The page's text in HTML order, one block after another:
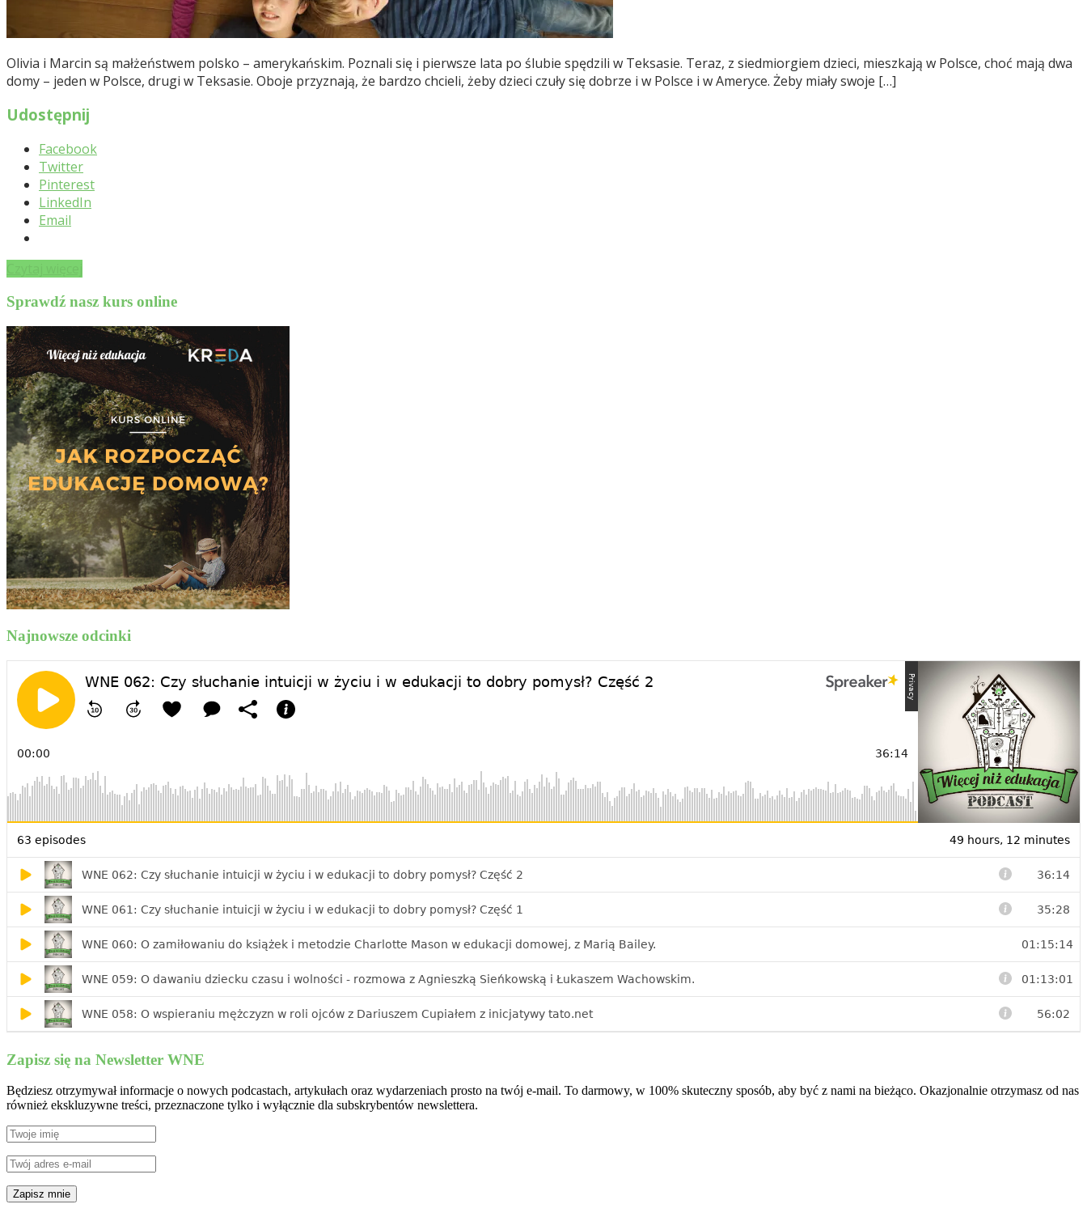
Olivia i Marcin są małżeństwem polsko – amerykańskim. Poznali się i pierwsze lata po ślubie spędzili w Teksasie. Teraz, z siedmiorgiem dzieci, mieszkają w Polsce, choć mają dwa
domy – jeden w Polsce, drugi w Teksasie. Oboje przyznają, że bardzo chcieli, żeby dzieci czuły się dobrze i w Polsce i w Ameryce. Żeby miały swoje […]
Udostępnij
Facebook
Twitter
Pinterest
LinkedIn
Email
Sprawdź nasz kurs online
Najnowsze odcinki
Zapisz się na Newsletter WNE
Będziesz otrzymywał informacje o nowych podcastach, artykułach oraz wydarzeniach prosto na twój e-mail. To darmowy, w 100% skuteczny sposób, aby być z nami na bieżąco. Okazjonalnie otrzymasz od nas
również ekskluzywne treści, przeznaczone tylko i wyłącznie dla subskrybentów newslettera.